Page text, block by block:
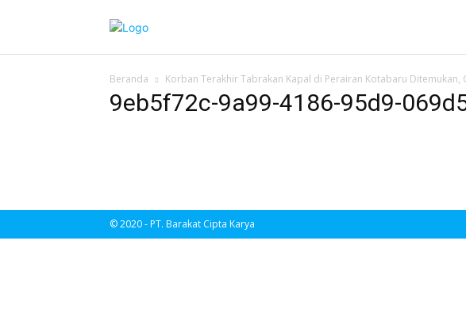
Beranda Korban Terakhir Tabrakan Kapal di Perairan Kotabaru Ditemukan,
9eb5f72c-9a99-4186-95d9-
© 2020 - PT. Barakat Cipta Karya